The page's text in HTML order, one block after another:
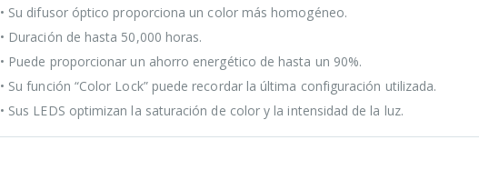
• Su difusor óptico proporciona un color más homogéneo.
• Duración de hasta 50,000 horas.
• Puede proporcionar un ahorro energético de hasta un 90%.
• Su función “Color Lock” puede recordar la última configuración utilizada.
• Sus LEDS optimizan la saturación de color y la intensidad de la luz.